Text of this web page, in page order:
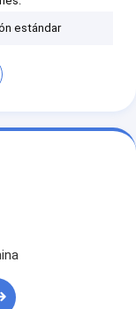
estándar